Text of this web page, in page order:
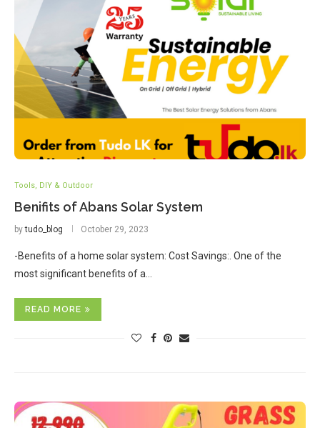
Tools, DIY & Outdoor
Benifits of Abans Solar System
bytudo_blog October 29, 2023
-Benefits of a home solar system: Cost Savings:. One of the
most significant benefits of a…
READ MORE